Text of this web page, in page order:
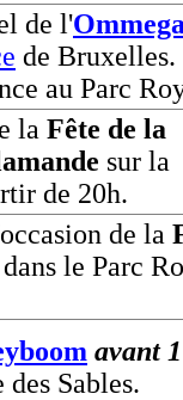
de l'
de Bruxelles.
au Parc
la Fête de la
sur la
de 20h.
de la
dans le Parc
avant
Sables.